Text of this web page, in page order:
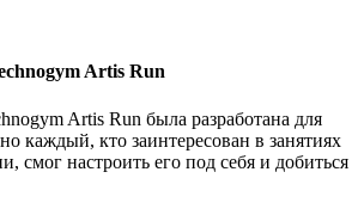
Artis Run
Artis Run была разработана для
каждый, кто заинтересован в занятиях
смог настроить его под себя и добиться